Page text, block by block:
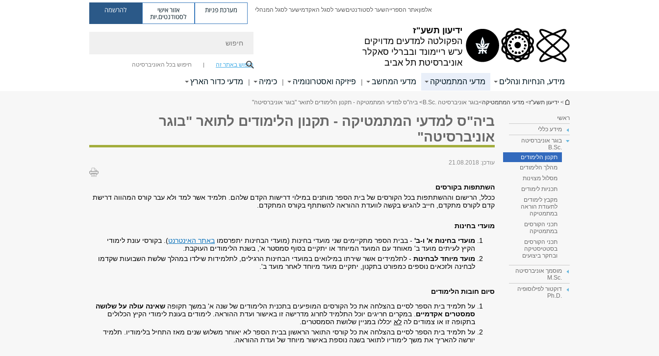
ידיעון תשע"ז
הפקולטה למדעים מדויקים
ע"ש ריימונד ובברלי סאקלר
אוניברסיטת תל אביב
אלפוןאתר הספרייהשער לסטודנטיםשער לסגל האקדמישער לסגל המנהלי מערכת פניות אזור אישי
לסטודנטים.יות
להרשמה
חיפוש באתר זה חיפוש בכל האוניברסיטה
מידע, הנחיות ונהלים מדעי המתמטיקה מדעי המחשב | פיזיקה ואסטרונומיה | כימיה | מדעי כדור הארץ
הינך נמצא כאן
> ידיעון תשע"ז> מדעי המתמטיקה>בוגר אוניברסיטה .B.Sc > ביה"ס למדעי המתמטיקה - תקנון הלימודים לתואר "בוגר אוניברסיטה"
ראשי
מידע כללי
בוגר אוניברסיטה
.B.Sc
תקנון הלימודים
מהלך הלימודים
מסלול מצוינות
תכניות לימודים
מקבץ לימודים
לתעודת הוראה
במתמטיקה
תכני הקורסים
במתמטיקה
תכני הקורסים
בסטטיסטיקה
ובחקר ביצועים
מוסמך אוניברסיטה
.M.Sc
דוקטור לפילוסופיה
.Ph.D
ביה"ס למדעי המתמטיקה - תקנון הלימודים לתואר "בוגר
אוניברסיטה"
עודכן: 21.08.2018
השתתפות בקורסים
ככלל, הרישום וההשתתפות בכל הקורסים של בית הספר מותנים במילוי דרישות הקדם שלהם. תלמיד אשר למד ולא עבר קורס המהווה דרישת
קדם לקורס מתקדם, חייב להגיש בקשה לוועדת ההוראה להשתתף בקורס המתקדם.
מועדי בחינות
מועדי בחינות א' ו-ב' - בבית הספר מתקיימים שני מועדי בחינות (מועדי הבחינות יתפרסמו באתר האינטרנט). בקורסי עונת לימודי
הקיץ לעיתים מועד ב' מאוחד עם המועד המיוחד או יתקיים בסוף סמסטר א', בשנת הלימודים העוקבת.
מועד מיוחד לבחינות - לתלמידים אשר שירתו במילואים במועדי הבחינות הרגילים, לתלמידות שילדו במהלך שלשת השבועות שקדמו
לבחינה ולזכאים נוספים כמפורט בתקנון, יתקיים מועד מיוחד לאחר מועד ב'.
סיום חובות הלימודים
על תלמיד בית הספר לסיים בהצלחה את כל הקורסים המופיעים בתכנית הלימודים של שנה א' במשך תקופה שאינה עולה על שלושה
סמסטרים אקדמיים . במקרים חריגים יוכל התלמיד לחרוג מדרישה זו באישור ועדת ההוראה. לימודים בעונת לימודי הקיץ הכלולים
בתקופה זו או צמודים לה לא יכללו במניין שלושת הסמסטרים.
על תלמיד בית הספר לסיים בהצלחה את כל קורסי התואר הראשון בבית הספר לא יאוחר משלוש שנים מאז התחיל בלימודיו. תלמיד
יורשה להאריך את משך לימודיו לתואר בשנה נוספת באישור מיוחד של ועדת ההוראה.